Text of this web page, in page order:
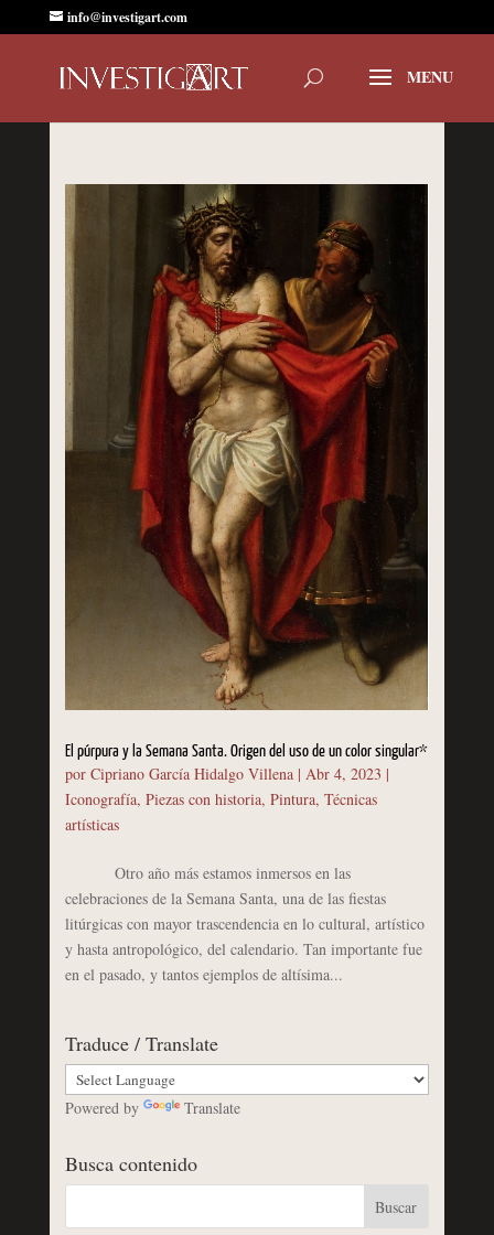
info@investigart.com
El púrpura y la Semana Santa. Origen del uso de un color singular*
por Cipriano García Hidalgo Villena| Abr 4, 2023 |
Iconografía, Piezas con historia, Pintura, Técnicas
artísticas
Otro año más estamos inmersos en las
celebraciones de la Semana Santa, una de las fiestas
litúrgicas con mayor trascendencia en lo cultural, artístico
y hasta antropológico, del calendario. Tan importante fue
en el pasado, y tantos ejemplos de altísima...
Traduce / Translate
Powered by Translate
Busca contenido